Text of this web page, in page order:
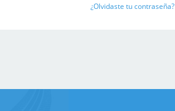
¿Olvidaste tu contraseña?